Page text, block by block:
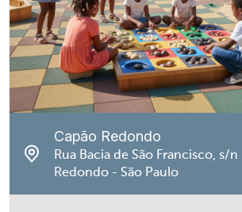
Capão Redondo
Rua Bacia de São Francisco, s/
Redondo - São Paulo